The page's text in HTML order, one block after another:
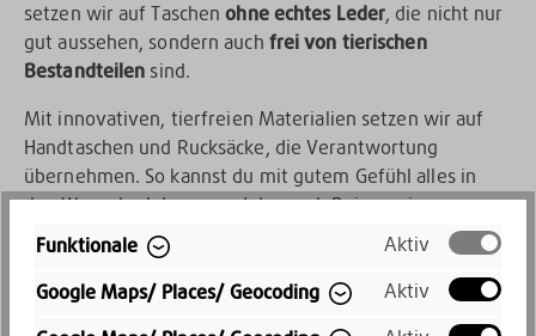
setzen wir auf Taschenohne echtes Leder, die nicht nur
gut aussehen, sondern auch frei von tierischen
Bestandteilen sind.
Mit innovativen, tierfreien Materialien setzen wir auf
Handtaschen und Rucksäcke, die Verantwortung
übernehmen. So kannst du mit gutem Gefühl alles in
den Warenkorb legen und dennoch Deinen eigenen
Style mit unseren Produkten voll ausleben. Stylisch und
mit zeitgemäßer Materialphilosophie? Yes, we can!
Funktionale
Aktiv
Google Maps/ Places/ Geocoding
Aktiv